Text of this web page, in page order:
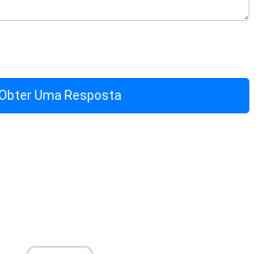
Uma Resposta